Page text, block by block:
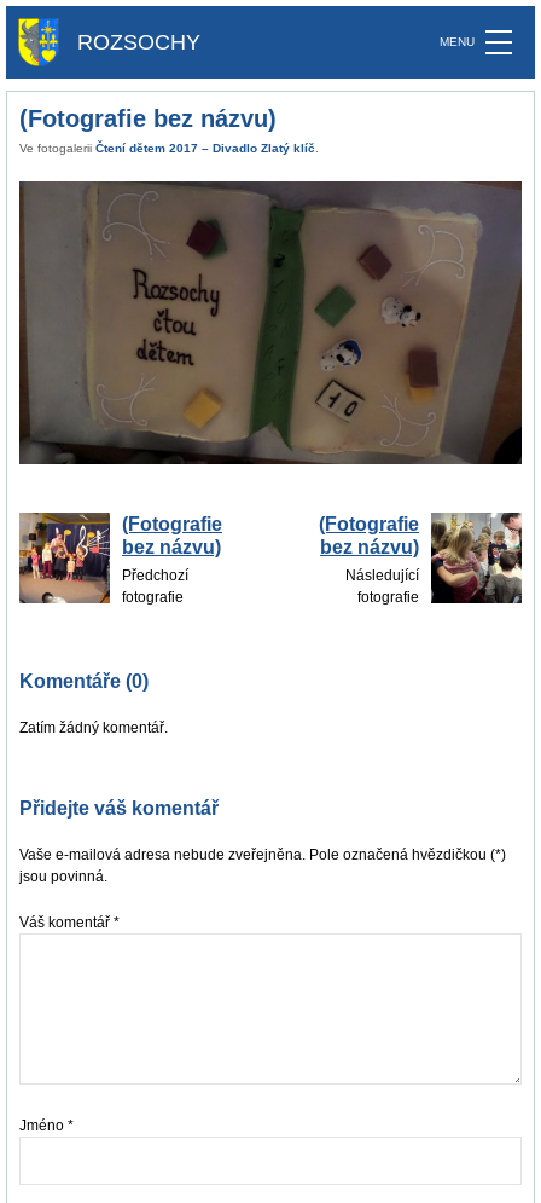
ROZSOCHY
(Fotografie bez názvu)
Ve fotogalerii Čtení dětem 2017 – Divadlo Zlatý klíč
(Fotografie
bez názvu)
Předchozí
fotografie
(Fotografie
bez názvu)
Následující
fotografie
Komentáře (0)
Zatím žádný komentář.
Přidejte váš komentář
Vaše e-mailová adresa nebude zveřejněna. Pole označená hvězdičkou (*)
jsou povinná.
Váš komentář *
Jméno *